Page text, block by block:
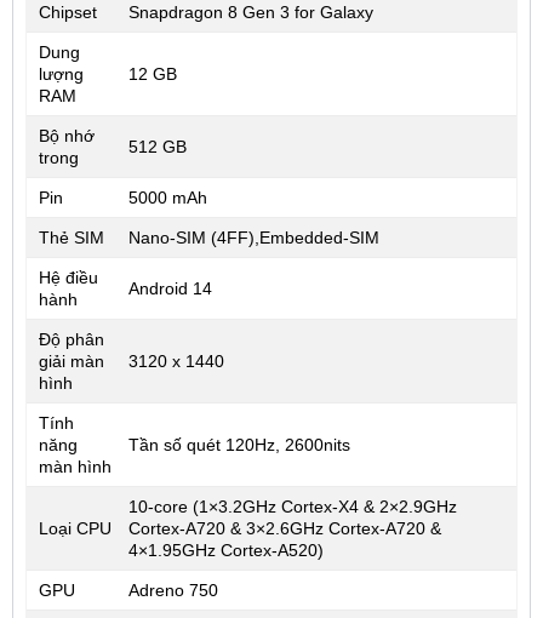
Chipset Snapdragon 8 Gen 3 for Galaxy
Dung
lượng
RAM
12 GB
Bộ nhớ
trong
512 GB
Pin 5000 mAh
Thẻ SIM Nano-SIM (4FF),Embedded-SIM
Hệ điều
hành
Android 14
Độ phân
giải màn
hình
3120 x 1440
Tính
năng
màn hình
Tần số quét 120Hz, 2600nits
Loại CPU
10-core (1×3.2GHz Cortex-X4 & 2×2.9GHz
Cortex-A720 & 3×2.6GHz Cortex-A720 &
4×1.95GHz Cortex-A520)
GPU Adreno 750